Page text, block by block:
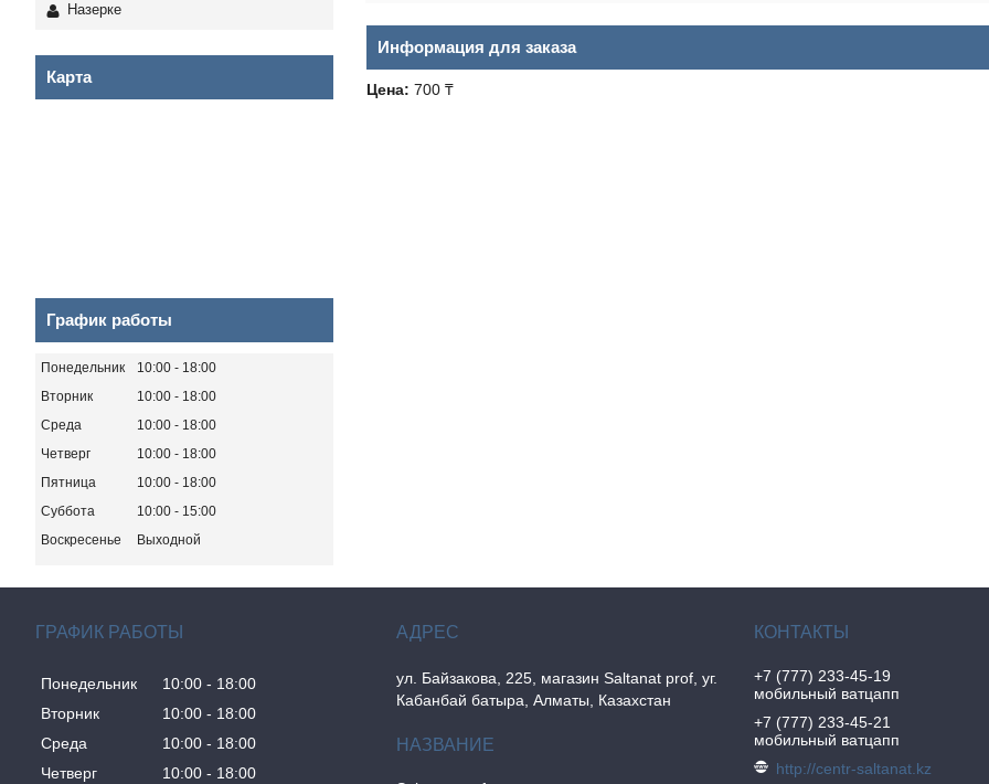
Информация для заказа
Цена: 700 ₸
Назерке
Карта
График работы
Понедельник 10:00
18:00
Вторник
10:00
18:00
Среда
10:00
18:00
Четверг
10:00
18:00
Пятница
10:00
18:00
Суббота
10:00
15:00
Воскресенье
Выходной
ГРАФИК РАБОТЫ
Понедельник 10:00
18:00
Вторник
10:00
18:00
Среда
10:00
18:00
Четверг
10:00 18:00
ул. Байзакова, 225, магазин Saltanat prof, уг.
Кабанбай батыра, Алматы, Казахстан
+7 (777) 233-45-19
мобильный ватцапп
+7 (777) 233-45-21
мобильный ватцапп
http://centr-saltanat.kz